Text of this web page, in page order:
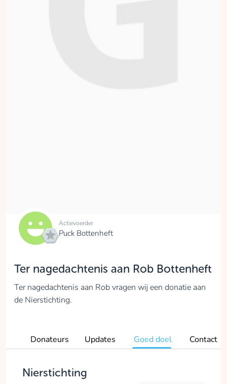
Actievoerder
Puck Bottenheft
Ter nagedachtenis aan Rob Bottenheft
Ter nagedachtenis aan Rob vragen wij een donatie aan
de Nierstichting.
Donateurs Updates Goed doel Contact
Nierstichting